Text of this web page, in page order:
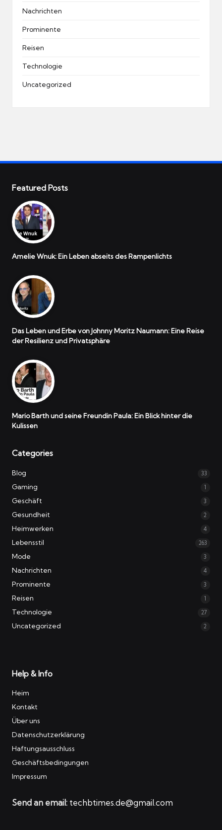
Nachrichten
Prominente
Reisen
Technologie
Uncategorized
Featured Posts
Amelie Wnuk: Ein Leben abseits des Rampenlichts
Das Leben und Erbe von Johnny Moritz Naumann: Eine Reise
der Resilienz und Privatsphäre
Mario Barth und seine Freundin Paula: Ein Blick hinter die
Kulissen
Categories
Blog 33
Gaming 1
Geschäft 3
Gesundheit 2
Heimwerken 4
Lebensstil 263
Mode 3
Nachrichten 4
Prominente 3
Reisen 1
Technologie 27
Uncategorized 2
Help & Info
Heim
Kontakt
Über uns
Datenschutzerklärung
Haftungsausschluss
Geschäftsbedingungen
Impressum
Send an email: techbtimes.de@gmail.com